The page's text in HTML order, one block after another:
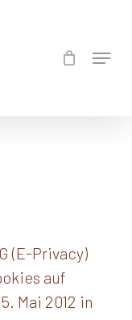
Menu
(E-Privacy)
auf
Mai 2012 in
Close